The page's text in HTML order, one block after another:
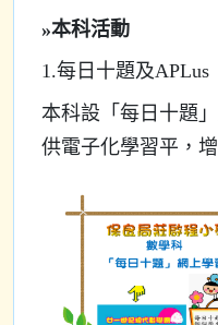
»本科活動
1.每日十題及APLus
本科設「每日十題
供電子化學習平，